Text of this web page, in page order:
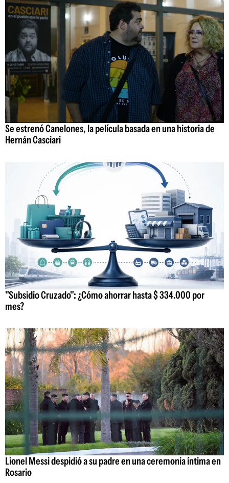
Se estrenó Canelones, la película basada en una historia de
Hernán Casciari
"Subsidio Cruzado": ¿Cómo ahorrar hasta $ 334.000 por
mes?
Lionel Messi despidió a su padre en una ceremonia íntima en
Rosario